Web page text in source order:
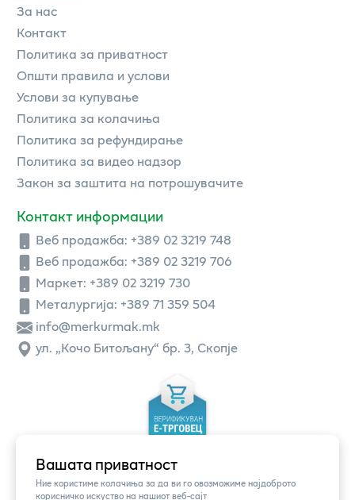
Вашата приватност
Ние користиме колачиња за да ви го овозможиме најдоброто
корисничко искуство на нашиот веб-сајт
За нас
Контакт
Политика за приватност
Општи правила и услови
Услови за купување
Политика за колачиња
Политика за рефундирање
Политика за видео надзор
Закон за заштита на потрошувачите
Контакт информации
Веб продажба: +389 02 3219 748
Веб продажба: +389 02 3219 706
Маркет: +389 02 3219 730
Металургија: +389 71 359 504
info@merkurmak.mk
ул. „Кочо Битољану“ бр. 3, Скопје